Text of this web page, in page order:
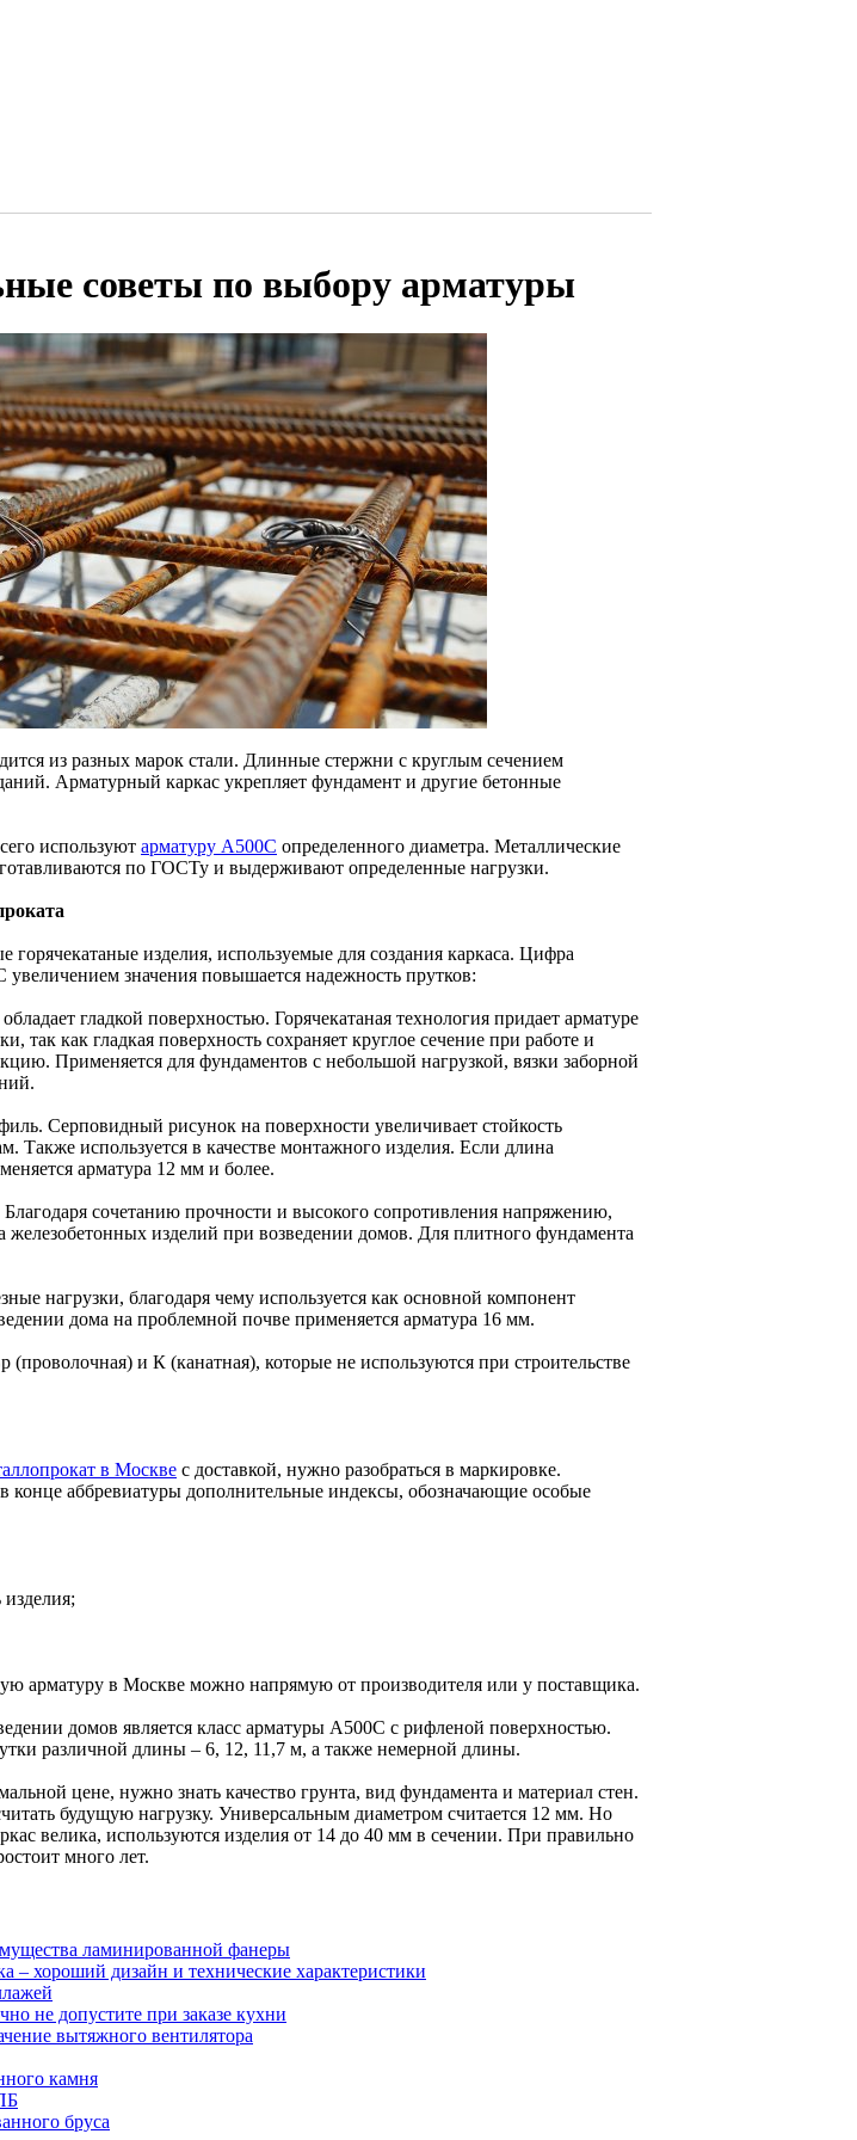
советы по выбору арматуры
из разных марок стали. Длинные стержни с круглым сечением
Арматурный каркас укрепляет фундамент и другие бетонные
используют арматуру А500С определенного диаметра. Металлические
по ГОСТу и выдерживают определенные нагрузки.
горячекатаные изделия, используемые для создания каркаса. Цифра
увеличением значения повышается надежность прутков:
гладкой поверхностью. Горячекатаная технология придает арматуре
так как гладкая поверхность сохраняет круглое сечение при работе и
Применяется для фундаментов с небольшой нагрузкой, вязки заборной
Серповидный рисунок на поверхности увеличивает стойкость
Также используется в качестве монтажного изделия. Если длина
арматура 12 мм и более.
сочетанию прочности и высокого сопротивления напряжению,
железобетонных изделий при возведении домов. Для плитного фундамента
нагрузки, благодаря чему используется как основной компонент
дома на проблемной почве применяется арматура 16 мм.
и К (канатная), которые не используются при строительстве
в Москве с доставкой, нужно разобраться в маркировке.
конце аббревиатуры дополнительные индексы, обозначающие особые
арматуру в Москве можно напрямую от производителя или у поставщика.
домов является класс арматуры А500С с рифленой поверхностью.
различной длины – 6, 12, 11,7 м, а также немерной длины.
цене, нужно знать качество грунта, вид фундамента и материал стен.
будущую нагрузку. Универсальным диаметром считается 12 мм. Но
велика, используются изделия от 14 до 40 мм в сечении. При правильно
много лет.
ламинированной фанеры
– хороший дизайн и технические характеристики
не допустите при заказе кухни
вытяжного вентилятора
камня
бруса